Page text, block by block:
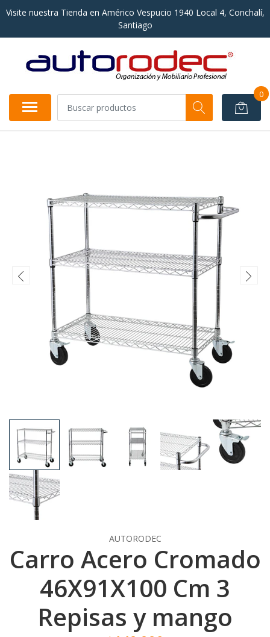
Visite nuestra Tienda en Américo Vespucio 1940 Local 4, Conchalí,
Santiago
0
AUTORODEC
Carro Acero Cromado
46X91X100 Cm 3
Repisas y mango